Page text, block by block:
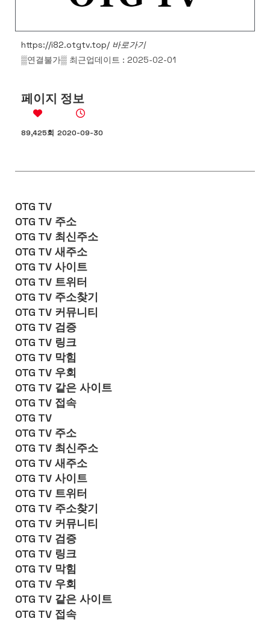
https://i82.otgtv.top/ 바로가기
▒연결불가▒ 최근업데이트 : 2025-02-01
페이지 정보
89,425회 2020-09-30
OTG TV
OTG TV 주소
OTG TV 최신주소
OTG TV 새주소
OTG TV 사이트
OTG TV 트위터
OTG TV 주소찾기
OTG TV 커뮤니티
OTG TV 검증
OTG TV 링크
OTG TV 막힘
OTG TV 우회
OTG TV 같은 사이트
OTG TV 접속
OTG TV
OTG TV 주소
OTG TV 최신주소
OTG TV 새주소
OTG TV 사이트
OTG TV 트위터
OTG TV 주소찾기
OTG TV 커뮤니티
OTG TV 검증
OTG TV 링크
OTG TV 막힘
OTG TV 우회
OTG TV 같은 사이트
OTG TV 접속